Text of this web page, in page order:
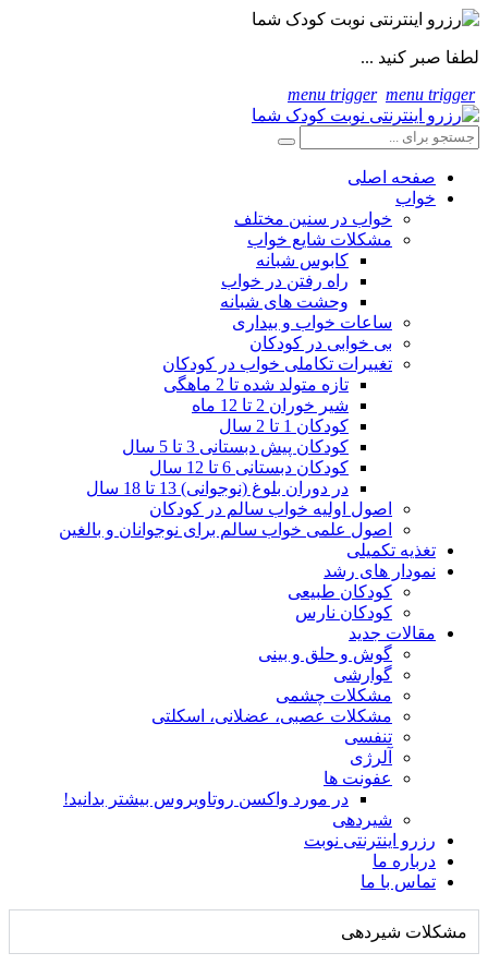
لطفا صبر کنید ...
menu trigger menu trigger
صفحه اصلی
خواب
خواب در سنین مختلف
مشکلات شایع خواب
کابوس شبانه
راه رفتن در خواب
وحشت های شبانه
ساعات خواب و بیداری
بی خوابی در کودکان
تغییرات تکاملی خواب در کودکان
تازه متولد شده تا 2 ماهگی
شیر خوران 2 تا 12 ماه
کودکان 1 تا 2 سال
کودکان پیش دبستانی 3 تا 5 سال
کودکان دبستانی 6 تا 12 سال
در دوران بلوغ (نوجوانی) 13 تا 18 سال
اصول اولیه خواب سالم در کودکان
اصول علمی خواب سالم برای نوجوانان و بالغین
تغذیه تکمیلی
نمودار های رشد
کودکان طبیعی
کودکان نارس
مقالات جدید
گوش و حلق و بینی
گوارشی
مشکلات چشمی
مشکلات عصبی، عضلانی، اسکلتی
تنفسی
آلرژی
عفونت ها
در مورد واکسن روتاویروس بیشتر بدانید!
شیردهی
رزرو اینترنتی نوبت
درباره ما
تماس با ما
مشکلات شیردهی